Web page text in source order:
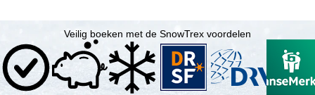
Veilig boeken met de SnowTrex voordelen